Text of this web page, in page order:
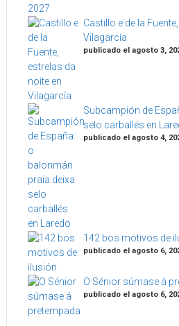
Castillo e de la
Vilagarcía
publicado el agosto 3,
Subcampión de
selo carballés en
publicado el agosto 4,
142 bos motivos de
publicado el agosto 6,
O Sénior súmase á
publicado el agosto 6,